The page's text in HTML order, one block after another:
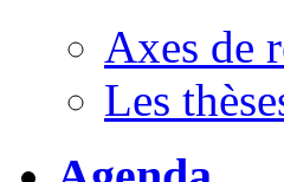
Axes de
Les